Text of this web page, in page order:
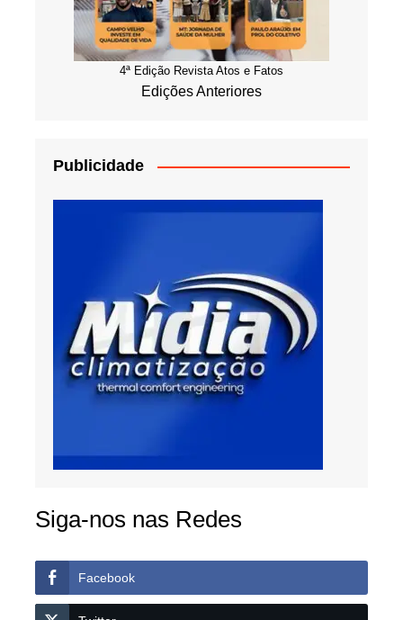
4ª Edição Revista Atos e Fatos
Edições Anteriores
Publicidade
Siga-nos nas Redes
Facebook